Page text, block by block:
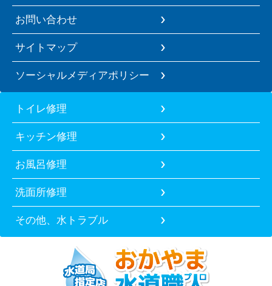
お問い合わせ
サイトマップ
ソーシャルメディアポリシー
トイレ修理
キッチン修理
お風呂修理
洗面所修理
その他、水トラブル